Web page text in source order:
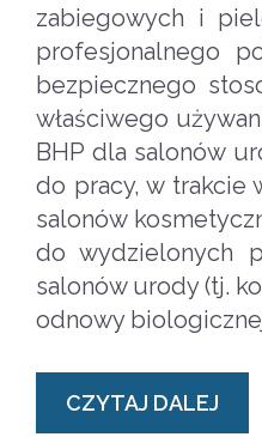
zabiegowych i
profesjonalnego
bezpiecznego
właściwego
BHP dla salonów
do pracy, w trakcie
salonów
do wydzielonych
salonów urody (tj.
odnowy
CZYTAJ DALEJ